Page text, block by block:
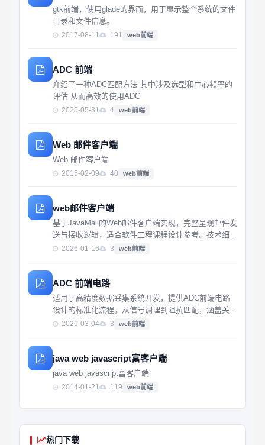
gtk前端，使用glade的界面，用于显示整个系统的文件
目录和文件信息。
2017-08-11 191 web前端
ADC 前端
介绍了一种ADC匹配方法 其中涉及选型和中心频率的
评估 从而高效的使用ADC
2025-05-31 4 web前端
Web 邮件客户端
Web 邮件客户端
2015-02-09 48 web前端
web邮件客户端
基于JavaMail的Web邮件客户端实现，完整呈现邮件发
送与接收逻辑，适合软件工程课程设计参考。技术细节
详实，代码结构清晰，难得一见的完整邮件系统实现资
2026-01-16 3 web前端
ADC 前端电路
适用于高精度数据采集系统开发，提供ADC前端电路
设计的标准化流程。从信号调理到阻抗匹配，涵盖关键
环节的技术要点，帮助工程师提升信号采样质量与系统
2026-03-04 3 web前端
java web javascript富客户端
java web javascript富客户端
2014-01-21 119 web前端
热门下载